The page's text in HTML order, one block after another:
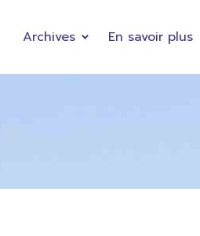
Archives En savoir plus